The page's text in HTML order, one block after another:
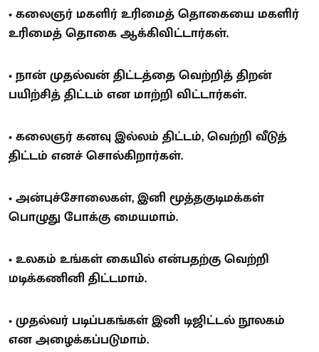
• கலைஞர் மகளிர் உரிமைத் தொகையை மகளிர்
உரிமைத் தொகை ஆக்கிவிட்டார்கள்.
• நான் முதல்வன் திட்டத்தை வெற்றித் திறன்
பயிற்சித் திட்டம் என மாற்றி விட்டார்கள்.
• கலைஞர் கனவு இல்லம் திட்டம், வெற்றி வீடுத்
திட்டம் எனச் சொல்கிறார்கள்.
• அன்புச்சோலைகள், இனி மூத்தகுடிமக்கள்
பொழுது போக்கு மையமாம்.
• உலகம் உங்கள் கையில் என்பதற்கு வெற்றி
மடிக்கணினி திட்டமாம்.
• முதல்வர் படிப்பகங்கள் இனி டிஜிட்டல் நூலகம்
என அழைக்கப்படுமாம்.